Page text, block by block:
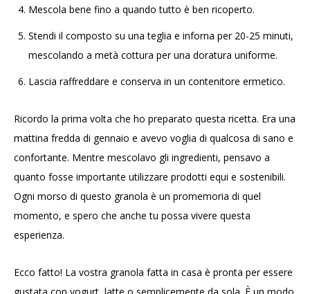
Mescola bene fino a quando tutto è ben ricoperto.
Stendi il composto su una teglia e inforna per 20-25 minuti,
mescolando a metà cottura per una doratura uniforme.
Lascia raffreddare e conserva in un contenitore ermetico.
Ricordo la prima volta che ho preparato questa ricetta. Era una
mattina fredda di gennaio e avevo voglia di qualcosa di sano e
confortante. Mentre mescolavo gli ingredienti, pensavo a
quanto fosse importante utilizzare prodotti equi e sostenibili.
Ogni morso di questo granola è un promemoria di quel
momento, e spero che anche tu possa vivere questa
esperienza.
Ecco fatto! La vostra granola fatta in casa è pronta per essere